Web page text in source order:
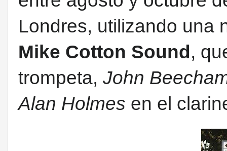
Londres, utilizando una
Mike Cotton Sound,
trompeta, John
Alan Holmes en el